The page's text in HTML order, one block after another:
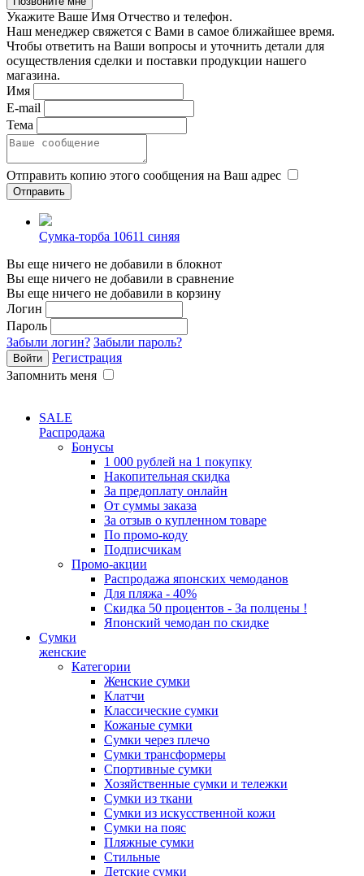
Укажите Ваше Имя Отчество и телефон.
Наш менеджер свяжется с Вами в самое ближайшее время.
Чтобы ответить на Ваши вопросы и уточнить детали для
осуществления сделки и поставки продукции нашего
магазина.
Имя
E-mail
Тема
Отправить копию этого сообщения на Ваш адрес
Сумка-торба 10611 синяя
Вы еще ничего не добавили в блокнот
Вы еще ничего не добавили в сравнение
Вы еще ничего не добавили в корзину
Логин
Пароль
Забыли логин? Забыли пароль?
Регистрация
Запомнить меня
SALE
Распродажа
Бонусы
1 000 рублей на 1 покупку
Накопительная скидка
За предоплату онлайн
От суммы заказа
За отзыв о купленном товаре
По промо-коду
Подписчикам
Промо-акции
Распродажа японских чемоданов
Для пляжа - 40%
Скидка 50 процентов - За полцены !
Японский чемодан по скидке
Сумки
женские
Категории
Женские сумки
Клатчи
Классические сумки
Кожаные сумки
Сумки через плечо
Сумки трансформеры
Спортивные сумки
Хозяйственные сумки и тележки
Сумки из ткани
Сумки из искусственной кожи
Сумки на пояс
Пляжные сумки
Стильные
Детские сумки